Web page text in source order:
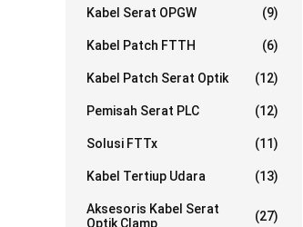
Kabel Serat OPGW (9)
Kabel Patch FTTH (6)
Kabel Patch Serat Optik (12)
Pemisah Serat PLC (12)
Solusi FTTx (11)
Kabel Tertiup Udara (13)
Aksesoris Kabel Serat
Optik Clamp
(27)